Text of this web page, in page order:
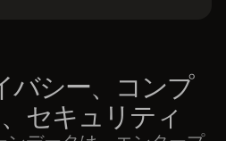
バシー、コンプ
セキュリティ